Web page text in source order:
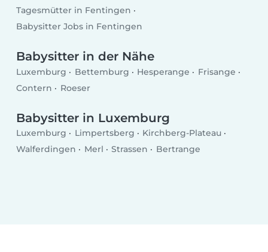
Tagesmütter in Fentingen
Babysitter Jobs in Fentingen
Babysitter in der Nähe
Luxemburg Bettemburg Hesperange
Frisange
Contern
Roeser
Babysitter in Luxemburg
Luxemburg Limpertsberg
Kirchberg-Plateau
Walferdingen
Merl Strassen Bertrange